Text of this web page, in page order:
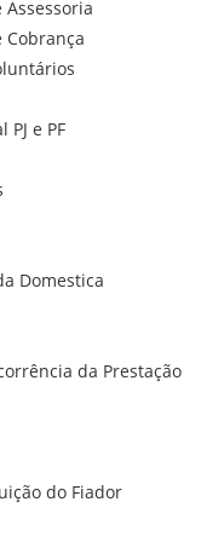
Assessoria
Cobrança
e PF
Domestica
da Prestação
do Fiador